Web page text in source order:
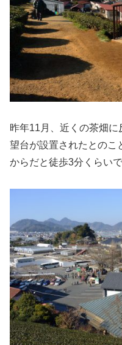
昨年11月、近くの茶畑
望台が設置されたとのこ
からだと徒歩3分くらいで